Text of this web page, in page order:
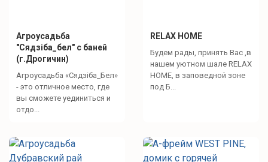
Для детей
Стульчик для кормления
Детская площадка с качелями и песочницей
Интересное рядом
Агроусадьба
"Сядзіба_бел" с баней
(г.Дрогичин)
Агроусадьба «Сядзіба_Бел»
- это отличное место, где
вы сможете уединиться и
отдо...
RELAX HOME
Будем рады, принять Вас ,в
нашем уютном шале RELAX
HOME, в заповедной зоне
под Б...